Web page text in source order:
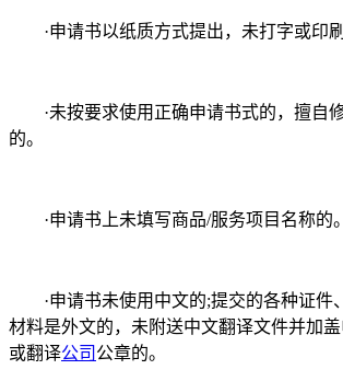
·申请书以纸质方式提出，未打字或印刷
·未按要求使用正确申请书式的，擅自
的。
·申请书上未填写商品/服务项目名称的。
·申请书未使用中文的;提交的各种证件
材料是外文的，未附送中文翻译文件并加
或翻译公司 公章的。